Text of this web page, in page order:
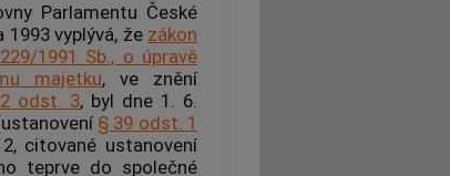
Parlamentu České
1993 vyplývá, že zákon
1991 Sb., o úpravě
majetku, ve znění
odst. 3, byl dne 1. 6.
§ 39 odst. 1
citované ustanovení
teprve do společné